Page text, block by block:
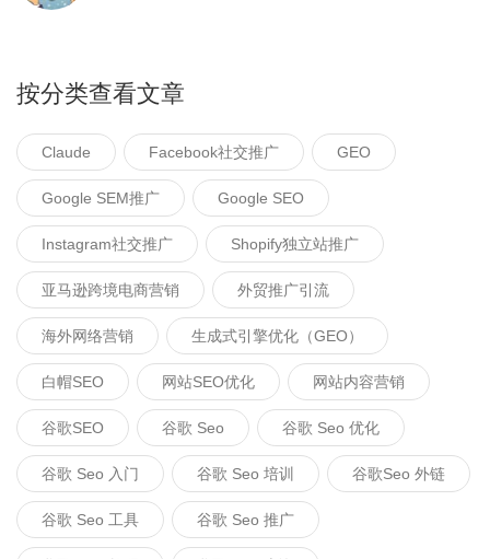
按分类查看文章
Claude Facebook社交推广 GEO
Google SEM推广 Google SEO
Instagram社交推广 Shopify独立站推广
亚马逊跨境电商营销 外贸推广引流
海外网络营销 生成式引擎优化（GEO）
白帽SEO 网站SEO优化 网站内容营销
谷歌SEO 谷歌 Seo 谷歌 Seo 优化
谷歌 Seo 入门 谷歌 Seo 培训 谷歌seo 外链
谷歌 Seo 工具 谷歌 Seo 推广